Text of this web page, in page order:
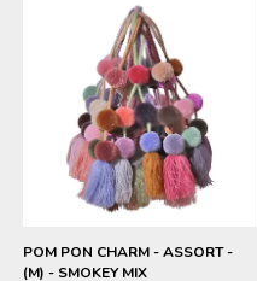
POM PON CHARM - ASSORT -
(M) - SMOKEY MIX